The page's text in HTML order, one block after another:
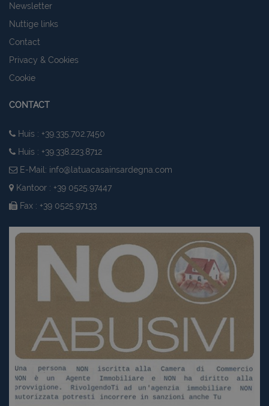
Newsletter
Nuttige links
Contact
Privacy & Cookies
Cookie
CONTACT
Huis : +39.335.702.7450
Huis : +39.338.223.8712
E-Mail: info@latuacasainsardegna.com
Kantoor : +39 0525.97447
Fax : +39 0525.97133